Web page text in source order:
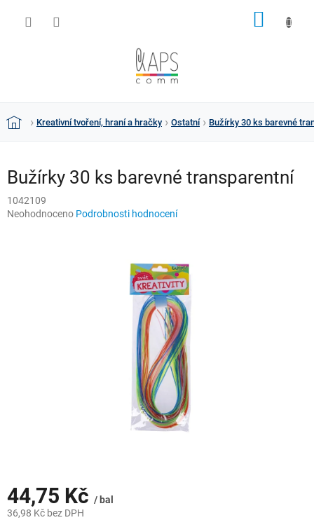
DomůKreativní tvoření, hraní a hračky Ostatní Bužírky 30 ks barevné
Bužírky 30 ks barevné transparentní
1042109
Průměrné
Neohodnoceno Podrobnosti hodnocení
44,75 Kč / bal
36,98 Kč bez DPH